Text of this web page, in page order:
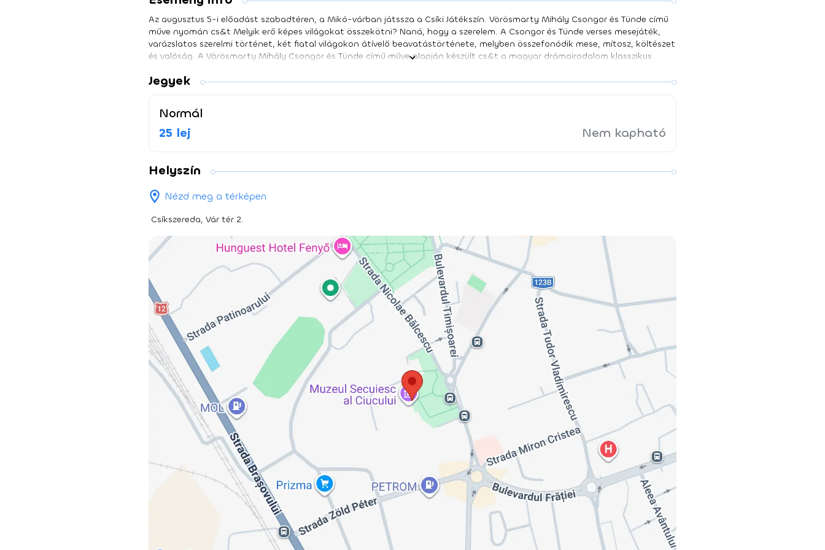
Az augusztus 5-i előadást szabadtéren, a Mikó-várban játssza a Csíki Játékszín. Vörösmarty Mihály Csongor és Tünde című
műve nyomán cs&t Melyik erő képes világokat összekötni? Naná, hogy a szerelem. A Csongor és Tünde verses mesejáték,
varázslatos szerelmi történet, két fiatal világokon átívelő beavatástörténete, melyben összefonódik mese, mítosz, költészet
és valóság. A Vörösmarty Mihály Csongor és Tünde című műve alapján készült cs&t a magyar drámairodalom klasszikus
megközelítésben, játékos eszközökkel igyekszik közelebb vinni a felső tagozatos korosztályhoz, ma is aktuális kérdéseket
Jegyek
Normál
25 lej
Nem kapható
Helyszín
Nézd meg a térképen
Csíkszereda, Vár tér 2.